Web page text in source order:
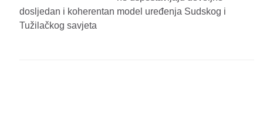
dosljedan i koherentan model uređenja Sudskog i
Tužilačkog savjeta